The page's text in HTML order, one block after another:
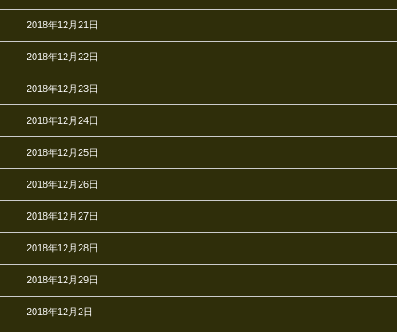
2018年12月21日
2018年12月22日
2018年12月23日
2018年12月24日
2018年12月25日
2018年12月26日
2018年12月27日
2018年12月28日
2018年12月29日
2018年12月2日